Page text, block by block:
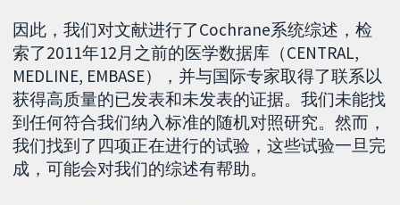
因此，我们对文献进行了Cochrane系统综述，检
索了2011年12月之前的医学数据库（CENTRAL,
MEDLINE, EMBASE），并与国际专家取得了联系以
获得高质量的已发表和未发表的证据。我们未能找
到任何符合我们纳入标准的随机对照研究。然而，
我们找到了四项正在进行的试验，这些试验一旦完
成，可能会对我们的综述有帮助。